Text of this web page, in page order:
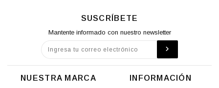
SUSCRÍBETE
Mantente informado con nuestro newsletter
NUESTRA MARCA INFORMACIÓN